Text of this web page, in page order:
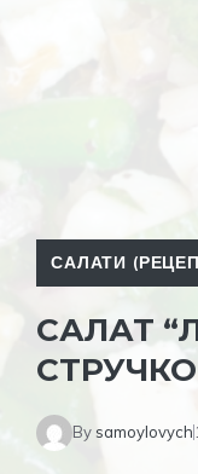
САЛАТИ
САЛАТ
Bysamoylovych